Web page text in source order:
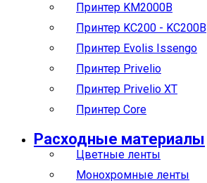
Принтер KM2000B
Принтер KC200 - KC200B
Принтер Evolis Issengo
Принтер Privelio
Принтер Privelio XT
Принтер Core
Расходные материалы
Цветные ленты
Монохромные ленты